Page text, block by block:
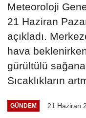
Meteoroloji
21 Haziran
açıkladı.
hava
gürültülü
Sıcaklıkların
GÜNDEM 21 Haziran